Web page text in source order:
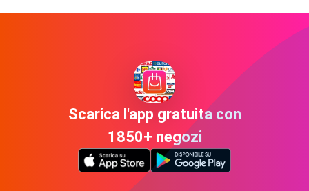
Scarica l'app gratuita con
1850+ negozi